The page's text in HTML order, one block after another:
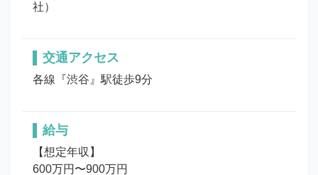
社）
交通アクセス
各線『渋谷』駅徒歩9分
給与
【想定年収】
600万円〜900万円